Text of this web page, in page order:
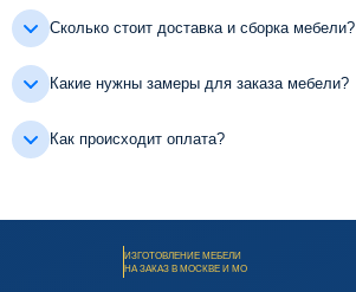
Сколько стоит доставка и сборка мебели?
Какие нужны замеры для заказа мебели?
Как происходит оплата?
ИЗГОТОВЛЕНИЕ МЕБЕЛИ
НА ЗАКАЗ В МОСКВЕ И МО